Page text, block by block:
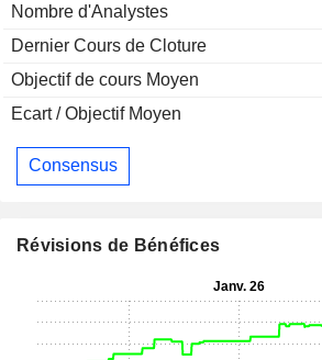
Nombre d'Analystes
Dernier Cours de Cloture
Objectif de cours Moyen
Ecart / Objectif Moyen
Consensus
Révisions de Bénéfices